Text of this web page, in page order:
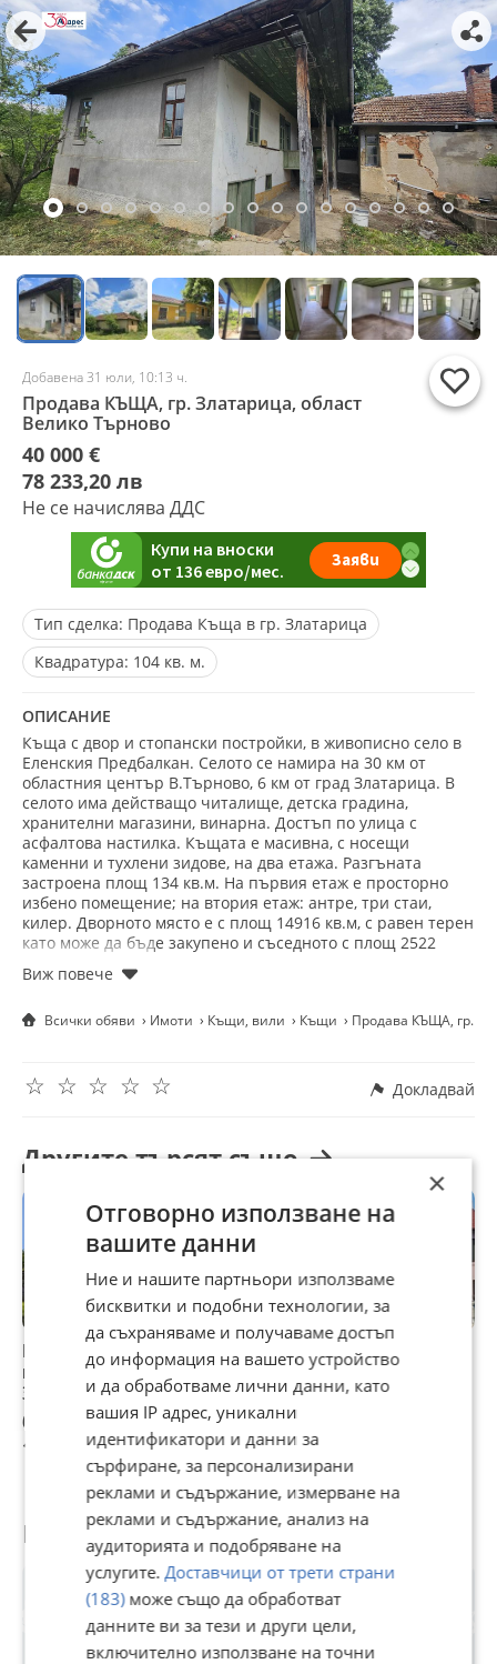
Добавена 31 юли, 10:13 ч.
Продава КЪЩА, гр. Златарица, област
Велико Търново
40 000 €
78 233,20 лв
Не се начислява ДДС
Тип сделка: Продава Къща в гр. Златарица
Квадратура: 104 кв. м.
ОПИСАНИЕ
Къща с двор и стопански постройки, в живописно село в
Еленския Предбалкан. Селото се намира на 30 км от
областния център В.Търново, 6 км от град Златарица. В
селото има действащо читалище, детска градина,
хранителни магазини, винарна. Достъп по улица с
асфалтова настилка. Къщата е масивна, с носещи
каменни и тухлени зидове, на два етажа. Разгъната
застроена площ 134 кв.м. На първия етаж е просторно
избено помещение; на втория етаж: антре, три стаи,
килер. Дворното място е с площ 14916 кв.м, с равен терен
като може да бъде закупено и съседното с площ 2522
постройки. Офисът на кантората се намира в гр. Елена.
Всички обяви Имоти Къщи, вили Къщи Продава КЪЩА, гр.
☆
☆
☆
☆
☆ Докладвай
Другите търсят също
Продава КЪЩА,
гр. Варна, м-т
Зеленика
690 000 €
1 349 522,70 лв
Продава КЪЩА,
гр. Божурище,
област София
област
345 000 €
674 761,35 лв
Къща в с.Железна
Потребител
×
Отговорно използване на
вашите данни
Ние и нашите партньори използваме
бисквитки и подобни технологии, за
да съхраняваме и получаваме достъп
до информация на вашето устройство
и да обработваме лични данни, като
вашия IP адрес, уникални
идентификатори и данни за
сърфиране, за персонализирани
реклами и съдържание, измерване на
реклами и съдържание, анализ на
аудиторията и подобряване на
услугите. Доставчици от трети страни
(183)може също да обработват
данните ви за тези и други цели,
включително използване на точни